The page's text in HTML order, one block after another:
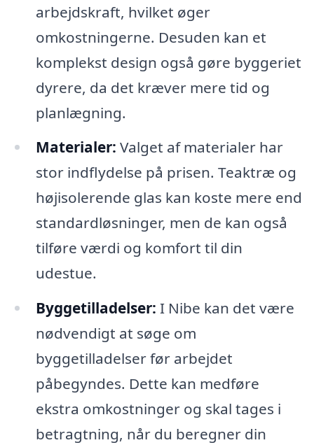
arbejdskraft, hvilket øger
omkostningerne. Desuden kan et
komplekst design også gøre byggeriet
dyrere, da det kræver mere tid og
planlægning.
Materialer: Valget af materialer har
stor indflydelse på prisen. Teaktræ og
højisolerende glas kan koste mere end
standardløsninger, men de kan også
tilføre værdi og komfort til din
udestue.
Byggetilladelser: I Nibe kan det være
nødvendigt at søge om
byggetilladelser før arbejdet
påbegyndes. Dette kan medføre
ekstra omkostninger og skal tages i
betragtning, når du beregner din